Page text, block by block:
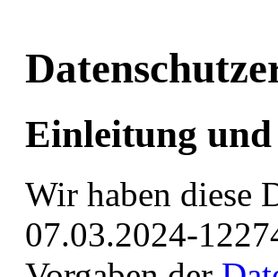
Einleitung
Wir haben diese
07.03.2024-